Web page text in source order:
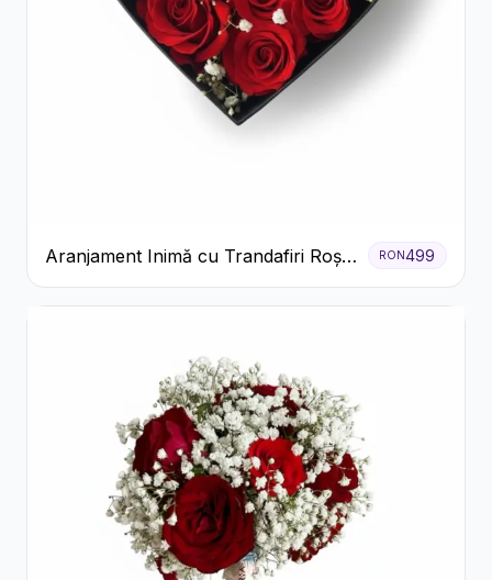
Aranjament Inimă cu Trandafiri Roșii
și Floarea Miresei
RON499